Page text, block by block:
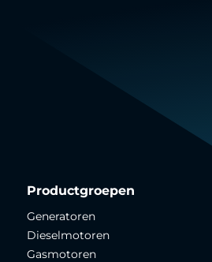
Productgroepen
Generatoren
Dieselmotoren
Gasmotoren